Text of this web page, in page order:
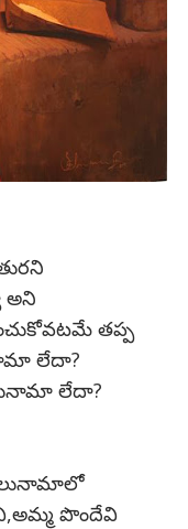
అని
తప్ప
లేదా?
లేదా?
పొందేవి